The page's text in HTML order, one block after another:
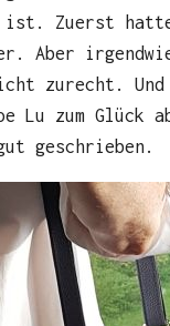
ist. Zuerst
Aber
zurecht.
Lu zum Glück
geschrieben.